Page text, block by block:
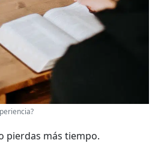
pierdas más tiempo.